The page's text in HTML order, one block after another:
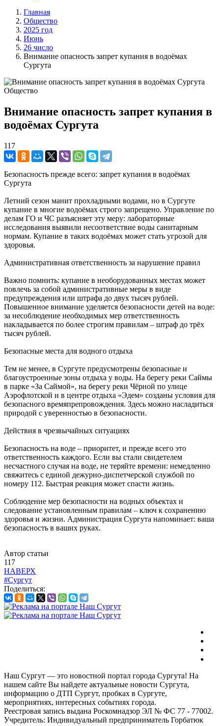
Главная
Общество
2025 год
Июнь
26 число
Внимание опасность запрет купания в водоёмах
Сургута
Общество
Внимание опасность запрет купания в
водоёмах Сургута
117
Безопасность прежде всего: запрет купания в водоёмах
Сургута
Летний сезон манит прохладными водами, но в Сургуте
купание в многие водоёмах строго запрещено. Управление по
делам ГО и ЧС разъясняет эту меру: лабораторные
исследования выявили несоответствие воды санитарным
нормам. Купание в таких водоёмах может стать угрозой для
здоровья.
Административная ответственность за нарушение правил
Важно помнить: купание в необорудованных местах может
повлечь за собой административные меры в виде
предупреждения или штрафа до двух тысяч рублей.
Повышенное внимание уделяется безопасности детей на воде:
за несоблюдение необходимых мер ответственность
накладывается по более строгим правилам – штраф до трёх
тысяч рублей.
Безопасные места для водного отдыха
Тем не менее, в Сургуте предусмотрены безопасные и
благоустроенные зоны отдыха у воды. На берегу реки Саймы
в парке «За Саймой», на берегу реки Чёрной по улице
Аэрофлотской и в центре отдыха «Эдем» созданы условия для
безопасного времяпрепровождения. Здесь можно насладиться
природой с уверенностью в безопасности.
Действия в чрезвычайных ситуациях
Безопасность на воде – приоритет, и прежде всего это
ответственность каждого. Если вы стали свидетелем
несчастного случая на воде, не теряйте времени: немедленно
свяжитесь с единой дежурно-диспетчерской службой по
номеру 112. Быстрая реакция может спасти жизнь.
Соблюдение мер безопасности на водных объектах и
следование установленным правилам – ключ к сохранению
здоровья и жизни. Администрация Сургута напоминает: ваша
безопасность в ваших руках.
Автор статьи
117
НАВЕРХ
#Сургут
Поделиться:
Наш Сургут — это новостной портал города Сургута! На
нашем сайте Вы найдете актуальные новости Сургута,
информацию о ДТП Сургут, пробках в Сургуте,
мероприятиях, интересных событиях города.
Реестровая запись выдана Роскомнадзор ЭЛ № ФС 77 - 77002.
Учредитель: Индивидуальный предприниматель Горбатюк